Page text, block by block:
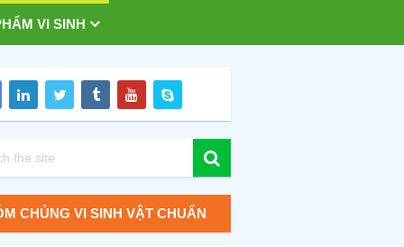
VI SINH
CHỦNG VI SINH VẬT CHUẨN